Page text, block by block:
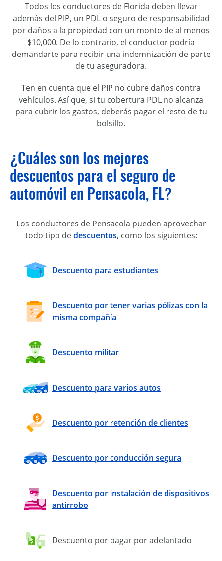
Todos los conductores de Florida deben llevar
además del PIP, un PDL o seguro de responsabilidad
por daños a la propiedad con un monto de al menos
$10,000. De lo contrario, el conductor podría
demandarte para recibir una indemnización de parte
de tu aseguradora.
Ten en cuenta que el PIP no cubre daños contra
vehículos. Así que, si tu cobertura PDL no alcanza
para cubrir los gastos, deberás pagar el resto de tu
bolsillo.
¿Cuáles son los mejores
descuentos para el seguro de
automóvil en Pensacola, FL?
Los conductores de Pensacola pueden aprovechar
todo tipo dedescuentos, como los siguientes:
Descuento para estudiantes
Descuento por tener varias pólizas con la
misma compañía
Descuento militar
Descuento para varios autos
Descuento por retención de clientes
Descuento por conducción segura
Descuento por instalación de dispositivos
antirrobo
Descuento por pagar por adelantado